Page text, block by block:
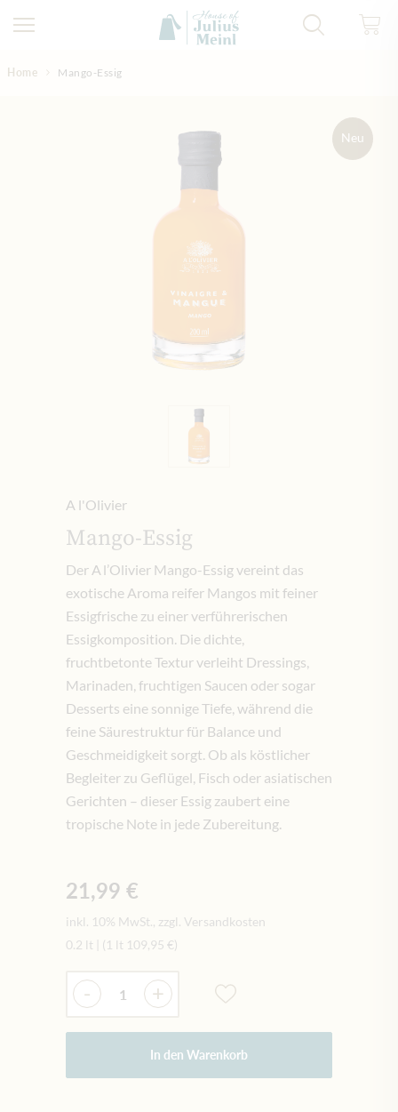
Home Mango-Essig
Neu
A l'Olivier
Mango-Essig
Der A l’Olivier Mango-Essig vereint das
exotische Aroma reifer Mangos mit feiner
Essigfrische zu einer verführerischen
Essigkomposition. Die dichte,
fruchtbetonte Textur verleiht Dressings,
Marinaden, fruchtigen Saucen oder sogar
Desserts eine sonnige Tiefe, während die
feine Säurestruktur für Balance und
Geschmeidigkeit sorgt. Ob als köstlicher
Begleiter zu Geflügel, Fisch oder asiatischen
Gerichten – dieser Essig zaubert eine
tropische Note in jede Zubereitung.
21,99 €
inkl. 10% MwSt., zzgl. Versandkosten
0.2 lt
(1 lt 109,95 €)
Menge
- +
In den Warenkorb